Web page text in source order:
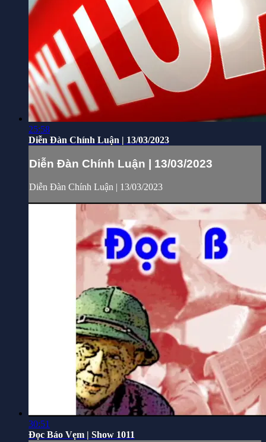
25:58
Diễn Đàn Chính Luận | 13/03/2023
Diễn Đàn Chính Luận | 13/03/2023
Diễn Đàn Chính Luận | 13/03/2023
30:51
Đọc Báo Vẹm | Show 1011